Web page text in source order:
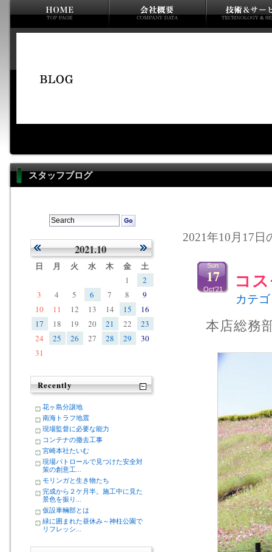
スタッフブログ
2021年10月17
コ
Sun
17
Oct’21
カテ
本店総務
2021.10
日 月 火 水 木 金 土
1
2
3
4 5 6 7 8
9
10
11 12 13 14 15
16
17
18 19 20 21 22
23
24
25 26 27 28 29
30
31
Recently
花ヶ島分譲地
南海トラフ地震
現場監督に必要な能力
コンテナの撤去工事
宮崎本社たいむ
現場パトロールで見つけた安全対
策の創意工...
モリンガと生き物たち
完成から２ケ月半。施工中に見た
景色を振り...
仮設車輛部とは
緑に囲まれた昼休み～神柱公園で
リフレッシ...